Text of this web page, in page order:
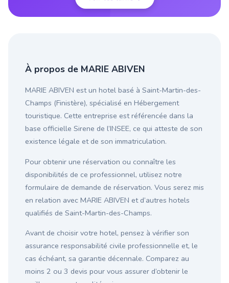
À propos de MARIE ABIVEN
MARIE ABIVEN est un hotel basé à Saint-Martin-des-
Champs (Finistère), spécialisé en Hébergement
touristique. Cette entreprise est référencée dans la
base officielle Sirene de l’INSEE, ce qui atteste de son
existence légale et de son immatriculation.
Pour obtenir une réservation ou connaître les
disponibilités de ce professionnel, utilisez notre
formulaire de demande de réservation. Vous serez mis
en relation avec MARIE ABIVEN et d’autres hotels
qualifiés de Saint-Martin-des-Champs.
Avant de choisir votre hotel, pensez à vérifier son
assurance responsabilité civile professionnelle et, le
cas échéant, sa garantie décennale. Comparez au
moins 2 ou 3 devis pour vous assurer d’obtenir le